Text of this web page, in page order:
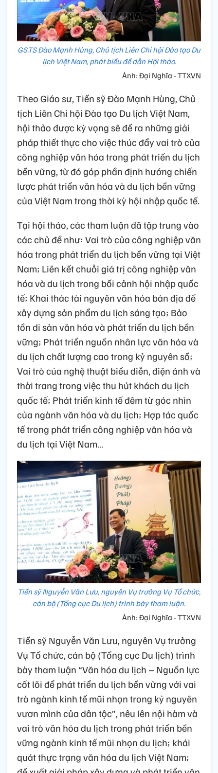
GS.TS Đào Mạnh Hùng, Chủ tịch Liên Chi hội Đào tạo Du
lịch Việt Nam, phát biểu đề dẫn Hội thảo.
Ảnh: Đại Nghĩa - TTXVN
Theo Giáo sư, Tiến sỹ Đào Mạnh Hùng, Chủ
tịch Liên Chi hội Đào tạo Du lịch Việt Nam,
hội thảo được kỳ vọng sẽ đề ra những giải
pháp thiết thực cho việc thúc đẩy vai trò của
công nghiệp văn hóa trong phát triển du lịch
bền vững, từ đó góp phần định hướng chiến
lược phát triển văn hóa và du lịch bền vững
của Việt Nam trong thời kỳ hội nhập quốc tế.
Tại hội thảo, các tham luận đã tập trung vào
các chủ đề như: Vai trò của công nghiệp văn
hóa trong phát triển du lịch bền vững tại Việt
Nam; Liên kết chuỗi giá trị công nghiệp văn
hóa và du lịch trong bối cảnh hội nhập quốc
tế; Khai thác tài nguyên văn hóa bản địa để
xây dựng sản phẩm du lịch sáng tạo; Bảo
tồn di sản văn hóa và phát triển du lịch bền
vững; Phát triển nguồn nhân lực văn hóa và
du lịch chất lượng cao trong kỷ nguyên số;
Vai trò của nghệ thuật biểu diễn, điện ảnh và
thời trang trong việc thu hút khách du lịch
quốc tế; Phát triển kinh tế đêm từ góc nhìn
của ngành văn hóa và du lịch; Hợp tác quốc
tế trong phát triển công nghiệp văn hóa và
du lịch tại Việt Nam…
Tiến sỹ Nguyễn Văn Lưu, nguyên Vụ trưởng Vụ Tổ chức,
cán bộ (Tổng cục Du lịch) trình bày tham luận.
Ảnh: Đại Nghĩa - TTXVN
Tiến sỹ Nguyễn Văn Lưu, nguyên Vụ trưởng
Vụ Tổ chức, cán bộ (Tổng cục Du lịch) trình
bày tham luận “Văn hóa du lịch – Nguồn lực
cốt lõi để phát triển du lịch bền vững với vai
trò ngành kinh tế mũi nhọn trong kỷ nguyên
vươn mình của dân tộc”, nêu lên nội hàm và
vai trò văn hóa du lịch trong phát triển bền
vững ngành kinh tế mũi nhọn du lịch; khái
quát thực trạng văn hóa du lịch Việt Nam;